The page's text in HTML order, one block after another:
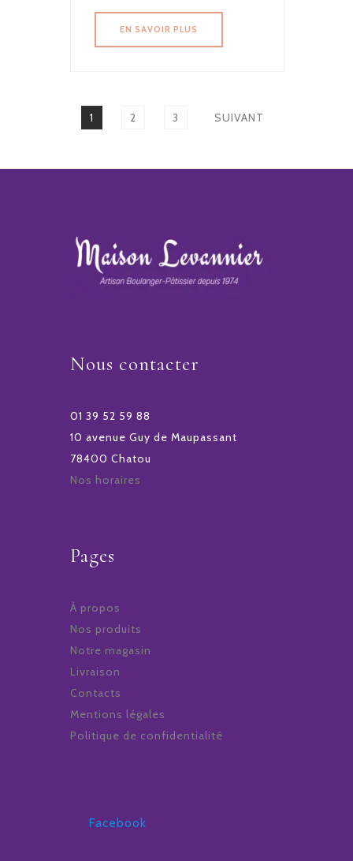
EN SAVOIR PLUS
des
articles
PAGE
1 PAGE
2 PAGE
3 SUIVANT
Nous contacter
01 39 52 59 88
10 avenue Guy de Maupassant
78400 Chatou
Nos horaires
Pages
À propos
Nos produits
Notre magasin
Livraison
Contacts
Mentions légales
Politique de confidentialité
Facebook